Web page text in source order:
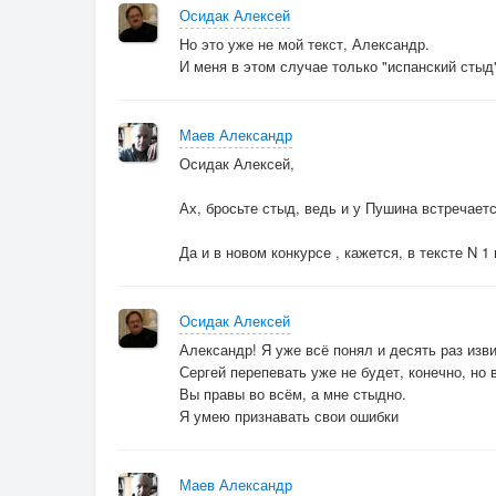
Мы становимся лишними, нас удалили уже из
В "Одноклассниках" терпят - мы "лайки" им
Я, пожалуй, что выйду, случайно в себе
Осидак Алексей
Но это уже не мой текст, Александр.
И меня в этом случае только "испанский
Маев Александр
Осидак Алексей,
Ах, бросьте стыд, ведь и у Пушина
Да и в новом конкурсе , кажется, в тексте N
Осидак Алексей
Александр! Я уже всё понял и десять раз
Сергей перепевать уже не будет, конечно, но
Вы правы во всём, а мне стыдно.
Я умею признавать свои ошибки
Маев Александр